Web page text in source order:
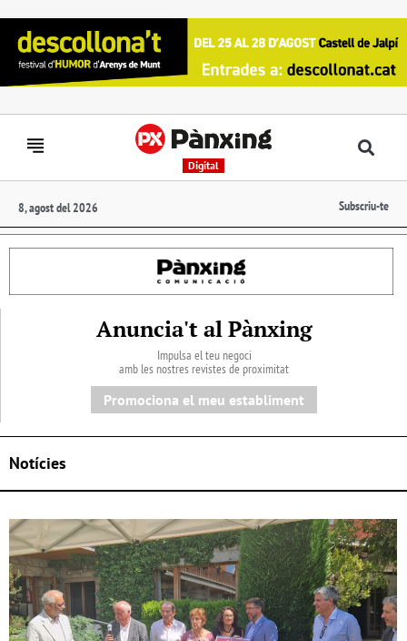
Digital
8, agost del 2026 Subscriu-te
Anuncia't al Pànxing
Impulsa el teu negoci
amb les nostres revistes de proximitat
Promociona el meu establiment
Notícies